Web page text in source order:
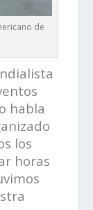
de
habla
los
horas